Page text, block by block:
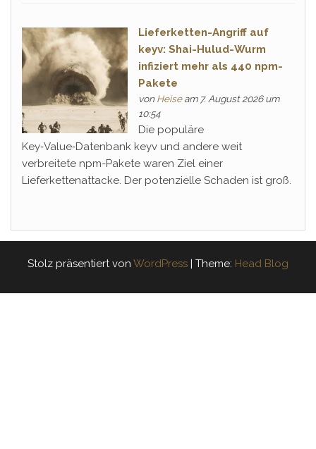
Lieferketten-Angriff auf
keyv: Shai-Hulud-Wurm
infiziert mehr als 440 npm-
Pakete
von Heiseam 7. August 2026 um
10:54
Die populäre
Key‑Value‑Datenbank keyv und andere weit
verbreitete npm-Pakete waren Ziel einer
Lieferkettenattacke. Der potenzielle Schaden ist groß.
Stolz präsentiert von WordPress | Theme: Head Blog